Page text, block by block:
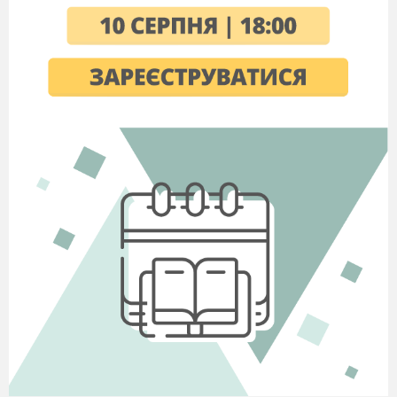
T. -Зараз наш гостя відьма познайомиться
Розігруємо діалог)
Abra-dabra: -What is your name?
Ch. -My name is…
Ch. -I from…
A. -How old are you?
Ch.-I am…
Абра-дабра нас запрошує на вечірку свята
Хелоуін. Нас чекають сюрпризи, ігри, розваги.
Ви готові? Are you ready? (
відповіді дітей
Let`s go.
R. – What season is it now?
Ch.– It is autumn now.
T. – What can you say about autumn?
діти описують осінь, використовуючи
тематичні картки).
T.-Сьогодні Абра-дабра принесла з собою
символ Хелоуіна- ліхтарик Джека (Jack or